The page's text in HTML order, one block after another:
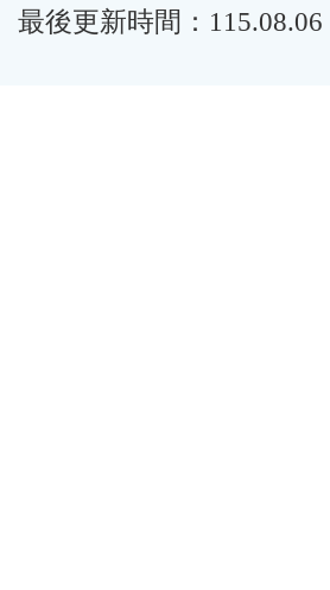
最後更新時間：115.08.06